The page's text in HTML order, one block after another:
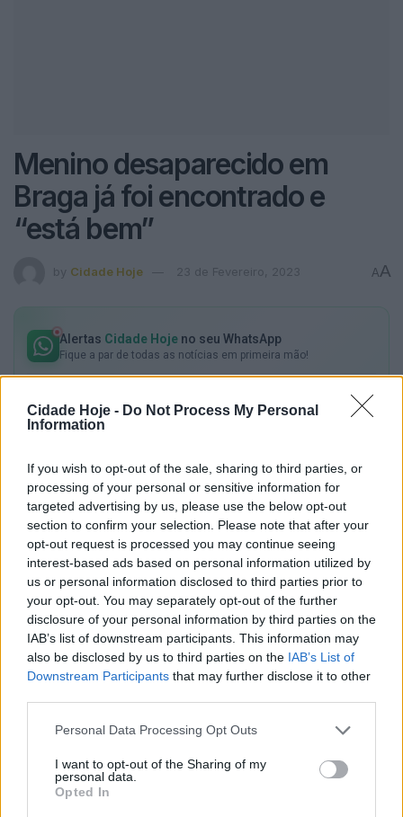
Cidade Hoje - Do Not Process My Personal
Information
If you wish to opt-out of the sale, sharing to third parties, or
processing of your personal or sensitive information for
targeted advertising by us, please use the below opt-out
section to confirm your selection. Please note that after your
opt-out request is processed you may continue seeing
interest-based ads based on personal information utilized by
us or personal information disclosed to third parties prior to
your opt-out. You may separately opt-out of the further
disclosure of your personal information by third parties on the
IAB’s list of downstream participants. This information may
also be disclosed by us to third parties on the IAB’s List of
Downstream Participants that may further disclose it to other
Personal Data Processing Opt Outs
I want to opt-out of the Sharing of my
personal data.
Opted In
Menino desaparecido em
Braga já foi encontrado e
“está bem”
by Cidade Hoje 23 de Fevereiro, 2023 AA
Alertas Cidade Hoje no seu WhatsApp
Fique a par de todas as notícias em primeira mão!
que havia desaparecido, ao início da noite desta
quinta-feira, em Palmeira, Braga.
Segundo as informações mais recentes, o menor foi
localizado pelas equipas que participavam nas buscas.
A criança foi, por precaução, transportada para o